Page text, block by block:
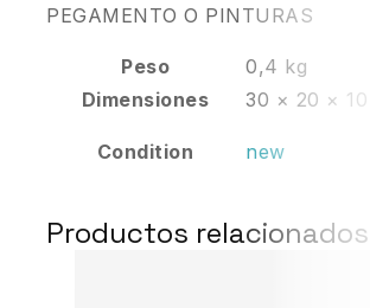
PEGAMENTO O PINTURAS
Peso
0,4 kg
Dimensiones
30 × 20 × 10
Condition new
Productos relacionados